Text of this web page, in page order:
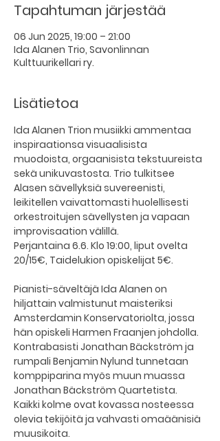
Tapahtuman järjestää
06 Jun 2025, 19:00 – 21:00
Ida Alanen Trio, Savonlinnan
Kulttuurikellari ry.
Lisätietoa
Ida Alanen Trion musiikki ammentaa
inspiraationsa visuaalisista
muodoista, orgaanisista tekstuureista
sekä unikuvastosta. Trio tulkitsee
Alasen sävellyksiä suvereenisti,
leikitellen vaivattomasti huolellisesti
orkestroitujen sävellysten ja vapaan
improvisaation välillä.
Perjantaina 6.6. Klo 19:00, liput ovelta
20/15€, Taidelukion opiskelijat 5€.
Pianisti-säveltäjä Ida Alanen on
hiljattain valmistunut maisteriksi
Amsterdamin Konservatoriolta, jossa
hän opiskeli Harmen Fraanjen johdolla.
Kontrabasisti Jonathan Bäckström ja
rumpali Benjamin Nylund tunnetaan
komppiparina myös muun muassa
Jonathan Bäckström Quartetista.
Kaikki kolme ovat kovassa nosteessa
olevia tekijöitä ja vahvasti omaäänisiä
muusikoita.